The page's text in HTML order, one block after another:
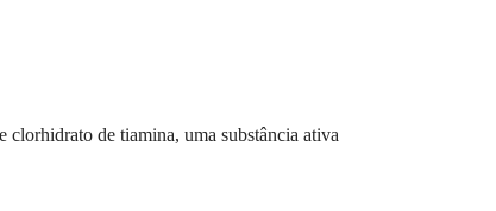
de tiamina, uma substância ativa